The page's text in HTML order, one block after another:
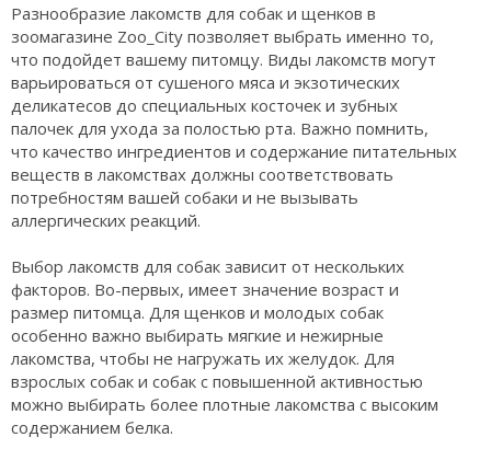
Разнообразие лакомств для собак и щенков в
зоомагазине Zoo_City позволяет выбрать именно то,
что подойдет вашему питомцу. Виды лакомств могут
варьироваться от сушеного мяса и экзотических
деликатесов до специальных косточек и зубных
палочек для ухода за полостью рта. Важно помнить,
что качество ингредиентов и содержание питательных
веществ в лакомствах должны соответствовать
потребностям вашей собаки и не вызывать
аллергических реакций.
Выбор лакомств для собак зависит от нескольких
факторов. Во-первых, имеет значение возраст и
размер питомца. Для щенков и молодых собак
особенно важно выбирать мягкие и нежирные
лакомства, чтобы не нагружать их желудок. Для
взрослых собак и собак с повышенной активностью
можно выбирать более плотные лакомства с высоким
содержанием белка.